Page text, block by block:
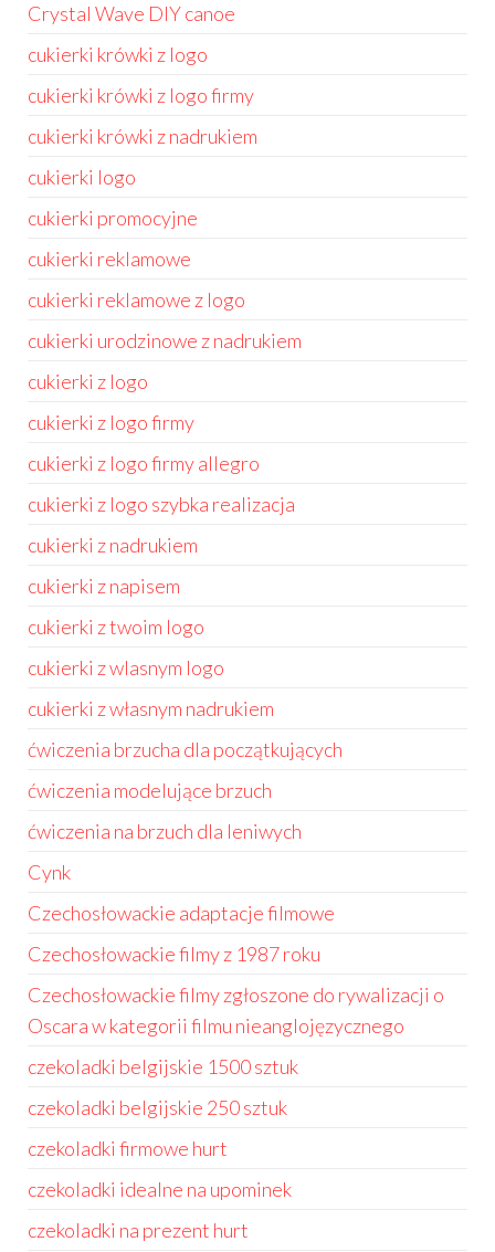
Crystal Wave DIY canoe
cukierki krówki z logo
cukierki krówki z logo firmy
cukierki krówki z nadrukiem
cukierki logo
cukierki promocyjne
cukierki reklamowe
cukierki reklamowe z logo
cukierki urodzinowe z nadrukiem
cukierki z logo
cukierki z logo firmy
cukierki z logo firmy allegro
cukierki z logo szybka realizacja
cukierki z nadrukiem
cukierki z napisem
cukierki z twoim logo
cukierki z wlasnym logo
cukierki z własnym nadrukiem
ćwiczenia brzucha dla początkujących
ćwiczenia modelujące brzuch
ćwiczenia na brzuch dla leniwych
Cynk
Czechosłowackie adaptacje filmowe
Czechosłowackie filmy z 1987 roku
Czechosłowackie filmy zgłoszone do rywalizacji o
Oscara w kategorii filmu nieanglojęzycznego
czekoladki belgijskie 1500 sztuk
czekoladki belgijskie 250 sztuk
czekoladki firmowe hurt
czekoladki idealne na upominek
czekoladki na prezent hurt